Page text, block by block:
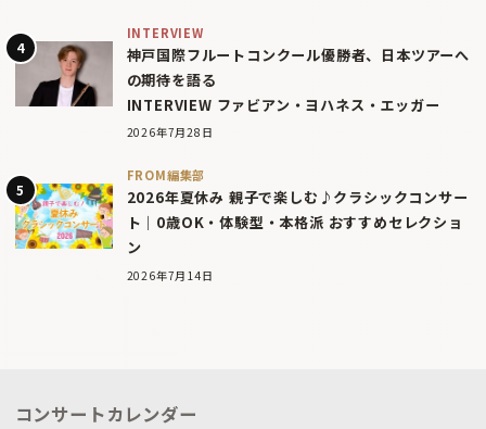
INTERVIEW
神戸国際フルートコンクール優勝者、日本ツアーへ
の期待を語る
INTERVIEW ファビアン・ヨハネス・エッガー
2026年7月28日
FROM編集部
2026年夏休み 親子で楽しむ♪クラシックコンサー
ト｜0歳OK・体験型・本格派 おすすめセレクショ
ン
2026年7月14日
コンサートカレンダー